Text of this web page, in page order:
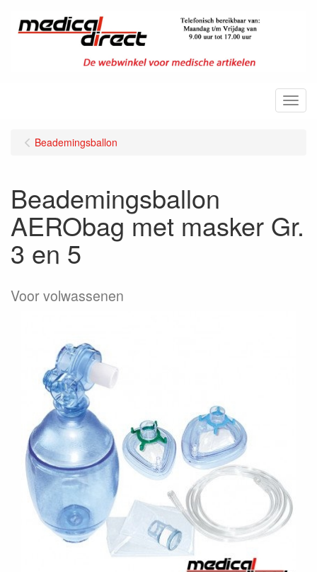
Menu
Beademingsballon
Beademingsballon
AERObag met masker Gr.
3 en 5
Voor volwassenen